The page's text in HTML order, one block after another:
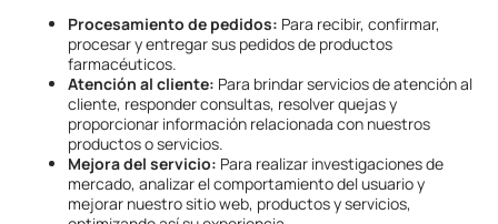
Procesamiento de pedidos: Para recibir, confirmar,
procesar y entregar sus pedidos de productos
farmacéuticos.
Atención al cliente: Para brindar servicios de atención al
cliente, responder consultas, resolver quejas y
proporcionar información relacionada con nuestros
productos o servicios.
Mejora del servicio: Para realizar investigaciones de
mercado, analizar el comportamiento del usuario y
mejorar nuestro sitio web, productos y servicios,